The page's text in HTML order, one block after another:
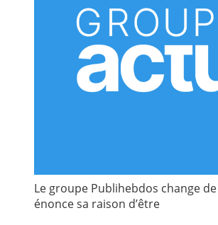
Le groupe Publihebdos change
énonce sa raison d’être